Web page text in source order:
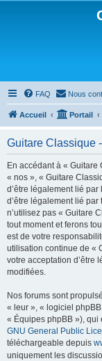
FAQ Nous
Accueil Portail
Guitare Classique
En accédant à «
« nos », « Guitare
d’être légalement lié
d’être légalement lié par
n’utilisez pas « Guitare
tout moment et ferons
est de votre
utilisation continue de «
votre acceptation d’être
modifiées.
Nos forums sont
« leur », « logiciel
« Équipes phpBB »), qui
GNU General Public
téléchargeable depuis
uniquement les